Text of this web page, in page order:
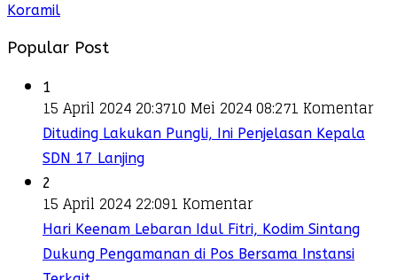
Koramil
Popular Post
1
15 April 2024 20:3710 Mei 2024 08:271 Komentar
Dituding Lakukan Pungli, Ini Penjelasan Kepala
SDN 17 Lanjing
2
15 April 2024 22:091 Komentar
Hari Keenam Lebaran Idul Fitri, Kodim Sintang
Dukung Pengamanan di Pos Bersama Instansi